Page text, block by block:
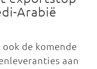
Arabië
de komende
aan